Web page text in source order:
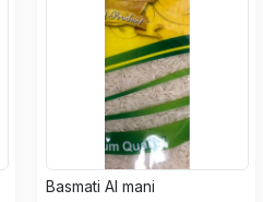
Basmati Al mani